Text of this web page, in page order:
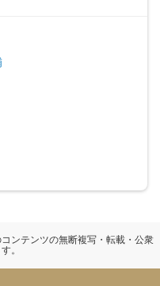
ンテンツの無断複写・転載・公衆
。